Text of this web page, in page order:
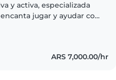
y activa, especializada
jugar y ayudar con
ARS 7,000.00/hr